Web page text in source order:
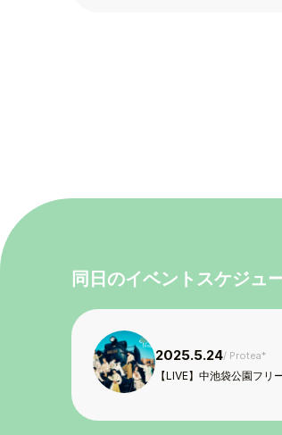
TALENT
MOVIE
AUDITION
RECRUIT
COMPANY
同日のイベントスケジュ
2025.5.24 Protea*
【LIVE】中池袋公園フリ